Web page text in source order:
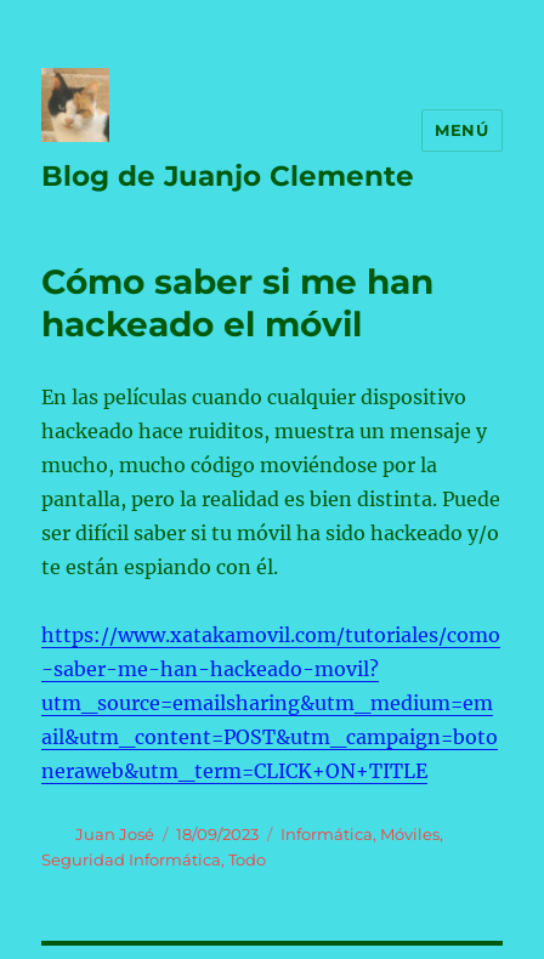
Blog de Juanjo Clemente
MENÚ
Cómo saber si me han
hackeado el móvil
En las películas cuando cualquier dispositivo
hackeado hace ruiditos, muestra un mensaje y
mucho, mucho código moviéndose por la
pantalla, pero la realidad es bien distinta. Puede
ser difícil saber si tu móvil ha sido hackeado y/o
te están espiando con él.
https://www.xatakamovil.com/tutoriales/como
-saber-me-han-hackeado-movil?
utm_source=emailsharing&utm_medium=em
ail&utm_content=POST&utm_campaign=boto
neraweb&utm_term=CLICK+ON+TITLE
Autor
Juan José
Publicado
el
18/09/2023 Categorías
Informática, Móviles,
Seguridad Informática,Todo